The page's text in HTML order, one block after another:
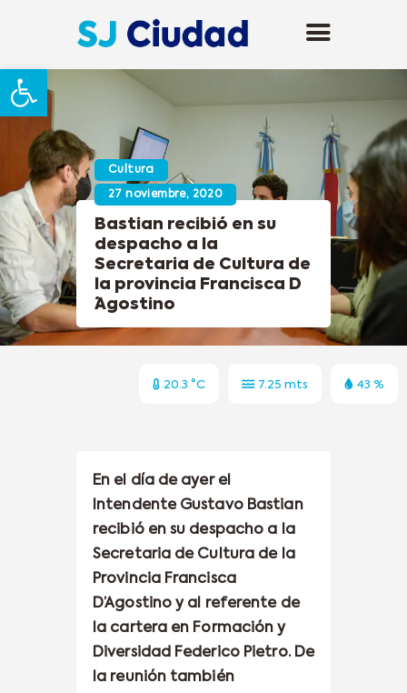
Abrir barra de herramientas
Cultura
27 noviembre, 2020
Bastian recibió en su
despacho a la
Secretaria de Cultura de
la provincia Francisca D
´Agostino
20.3 °C 7.25 mts 43 %
En el día de ayer el
Intendente Gustavo Bastian
recibió en su despacho a la
Secretaria de Cultura de la
Provincia Francisca
D’Agostino y al referente de
la cartera en Formación y
Diversidad Federico Pietro. De
la reunión también